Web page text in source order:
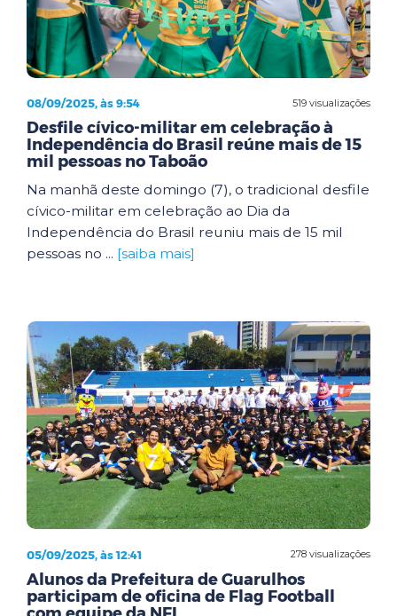
519 visualizações
08/09/2025, às 9:54
Desfile cívico-militar em celebração à
Independência do Brasil reúne mais de 15
mil pessoas no Taboão
Na manhã deste domingo (7), o tradicional desfile
cívico-militar em celebração ao Dia da
Independência do Brasil reuniu mais de 15 mil
pessoas no ... [saiba mais]
278 visualizações
05/09/2025, às 12:41
Alunos da Prefeitura de Guarulhos
participam de oficina de Flag Football